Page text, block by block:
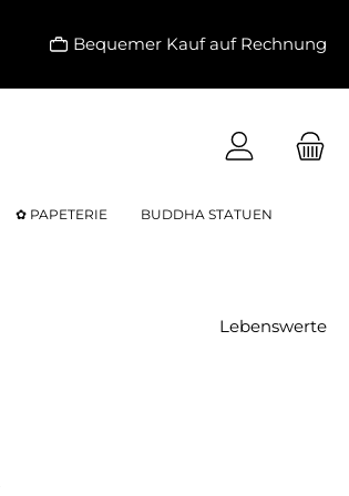
Bequemer Kauf auf Rechnung
✿ PAPETERIE BUDDHA STATUEN
Lebenswerte